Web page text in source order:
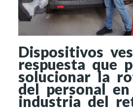
Dispositivos
respuesta que
solucionar la
del personal
industria del